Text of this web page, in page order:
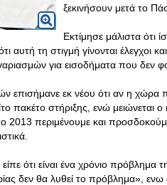
ξεκινήσουν μετά το
Εκτίμησε μάλιστα ότι
αυτή τη στιγμή γίνονται έλεγχοι
για εισοδήματα που
επισήμανε εκ νέου ότι αν η χώρα
πακέτο στήριξης, ενώ μειώνεται ο
2013 περιμένουμε και
ότι είναι ένα χρόνιο πρόβλημα
δεν θα λυθεί το πρόβλημα», ενω